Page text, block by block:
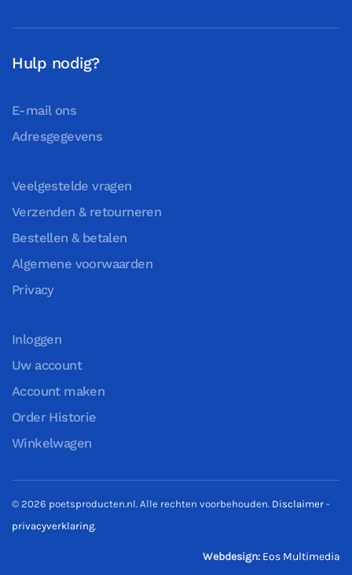
Hulp nodig?
E-mail ons
Adresgegevens
Veelgestelde vragen
Verzenden & retourneren
Bestellen & betalen
Algemene voorwaarden
Privacy
Inloggen
Uw account
Account maken
Order Historie
Winkelwagen
© 2026 poetsproducten.nl. Alle rechten voorbehouden. Disclaimer -
privacyverklaring.
Webdesign: Eos Multimedia